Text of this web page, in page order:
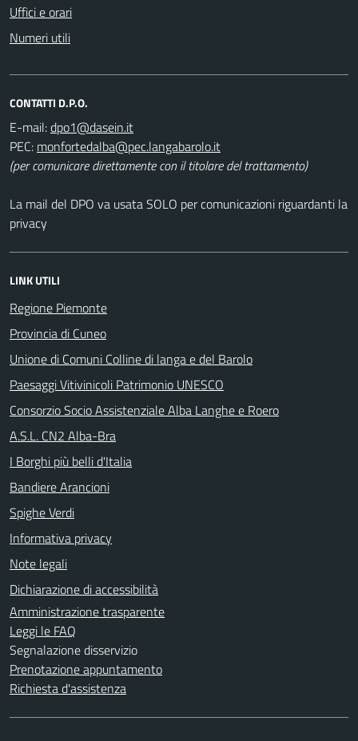
Uffici e orari
Numeri utili
CONTATTI D.P.O.
E-mail:
PEC:
(per comunicare direttamente con il titolare del trattamento)
La mail del DPO va usata SOLO per comunicazioni riguardanti la
privacy
LINK UTILI
Regione Piemonte
Provincia di Cuneo
Unione di Comuni Colline di langa e del Barolo
Paesaggi Vitivinicoli Patrimonio UNESCO
Consorzio Socio Assistenziale Alba Langhe e Roero
A.S.L. CN2 Alba-Bra
I Borghi più belli d'Italia
Bandiere Arancioni
Spighe Verdi
Informativa privacy
Note legali
Dichiarazione di accessibilità
Amministrazione trasparente
Leggi le FAQ
Segnalazione disservizio
Prenotazione appuntamento
Richiesta d'assistenza